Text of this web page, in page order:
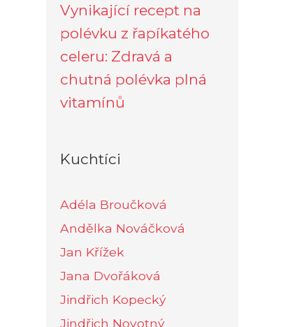
Vynikající recept na
polévku z řapíkatého
celeru: Zdravá a
chutná polévka plná
vitamínů
Kuchtíci
Adéla Broučková
Andělka Nováčková
Jan Křížek
Jana Dvořáková
Jindřich Kopecký
Jindřich Novotný